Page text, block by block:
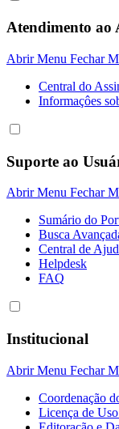
Atendimento ao
Abrir Menu Fechar
Central do
Informaçôes
Suporte ao
Abrir Menu Fechar
Sumário do
Busca
Central de
Helpdesk
FAQ
Institucional
Abrir Menu Fechar
Coordenação
Licença de